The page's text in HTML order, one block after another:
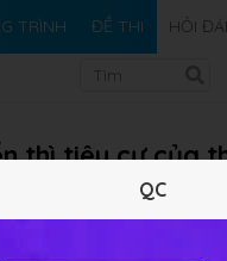
TRÌNH ĐỀ THI HỎI
thì tiêu cự của
QC